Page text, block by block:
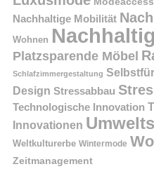
Nachhaltige Mobilität
Wohnen
Platzsparende Möbel
Schlafzimmergestaltung
Design Stressabbau
Technologische Innovation
Innovationen
Weltkulturerbe Wintermode
Zeitmanagement